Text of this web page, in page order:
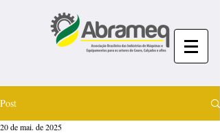
Post
20 de mai. de 2025